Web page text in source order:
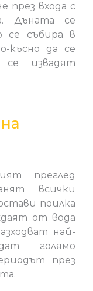
през входа с
Дъната се
се събира в
късно да се
извадят
преглед
всички
поилка
от вода
най-
голямо
през